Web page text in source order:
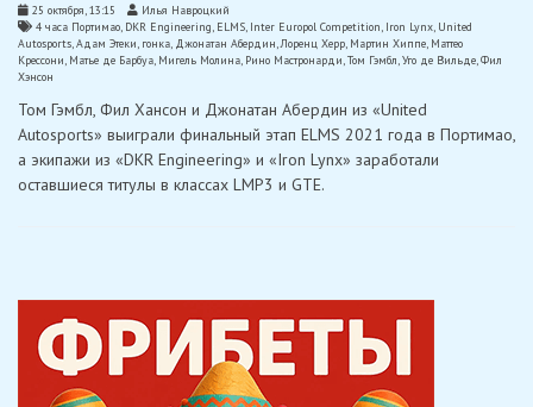
25 октября, 13:15
Илья Навроцкий
4 часа Портимао, DKR Engineering, ELMS, Inter Europol Competition, Iron Lynx, United
Autosports,Адам Этеки, гонка, Джонатан Абердин,Лоренц Херр, Мартин Хиппе, Маттео
Крессони, Матье де Барбуа, Мигель Молина, Рино Мастронарди,Том Гэмбл,Уго де Вильде,Фил
Хэнсон
Том Гэмбл, Фил Хансон и Джонатан Абердин из «United
Autosports» выиграли финальный этап ELMS 2021 года в Портимао,
а экипажи из «DKR Engineering» и «Iron Lynx» заработали
оставшиеся титулы в классах LMP3 и GTE.